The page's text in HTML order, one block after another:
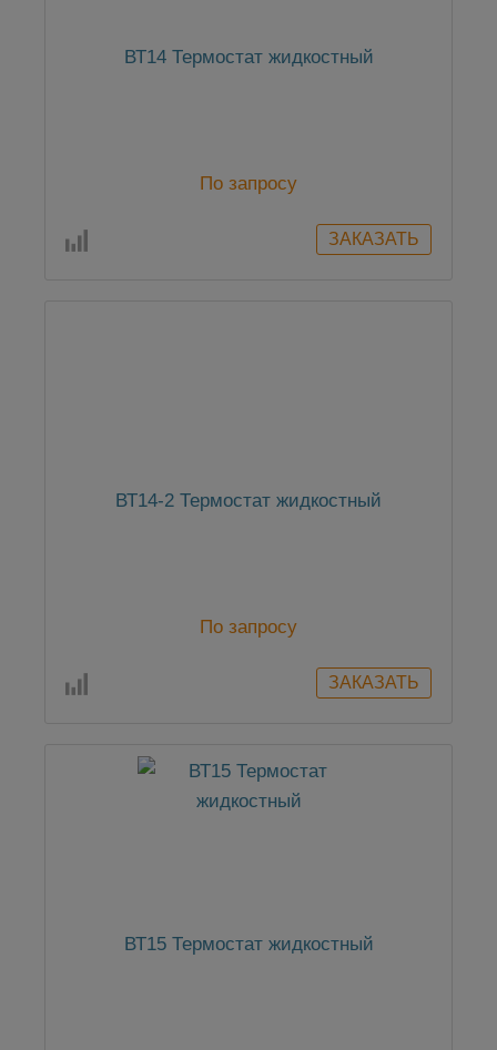
ВТ14 Термостат жидкостный
По запросу
ВТ14-2 Термостат жидкостный
По запросу
ВТ15 Термостат жидкостный